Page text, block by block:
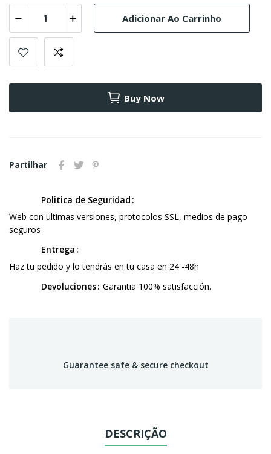
Adicionar Ao Carrinho
Buy Now
Partilhar
Politica de Seguridad
Web con ultimas versiones, protocolos SSL, medios de pago
seguros
Entrega
Haz tu pedido y lo tendrás en tu casa en 24 -48h
Devoluciones Garantia 100% satisfacción.
Guarantee safe & secure checkout
DESCRIÇÃO